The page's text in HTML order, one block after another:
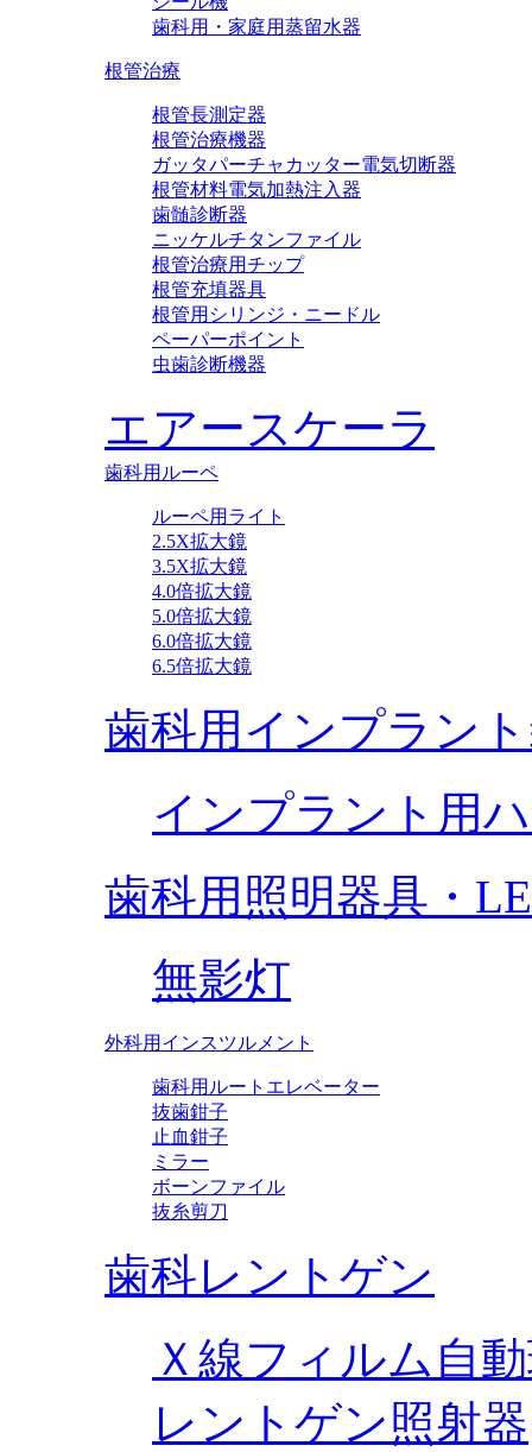
歯科用・家庭用蒸留水器
根管治療
根管長測定器
根管治療機器
ガッタパーチャカッター電気切断器
根管材料電気加熱注入器
歯髄診断器
ニッケルチタンファイル
根管治療用チップ
根管充填器具
根管用シリンジ・ニードル
ペーパーポイント
虫歯診断機器
エアースケーラ
歯科用ルーペ
ルーペ用ライト
2.5X拡大鏡
3.5X拡大鏡
4.0倍拡大鏡
5.0倍拡大鏡
6.0倍拡大鏡
6.5倍拡大鏡
歯科用インプラン
インプラント用
歯科用照明器具・
無影灯
外科用インスツルメント
歯科用ルートエレベーター
抜歯鉗子
止血鉗子
ミラー
ボーンファイル
抜糸剪刀
歯科レントゲン
Ｘ線フィルム自
レントゲン照射器